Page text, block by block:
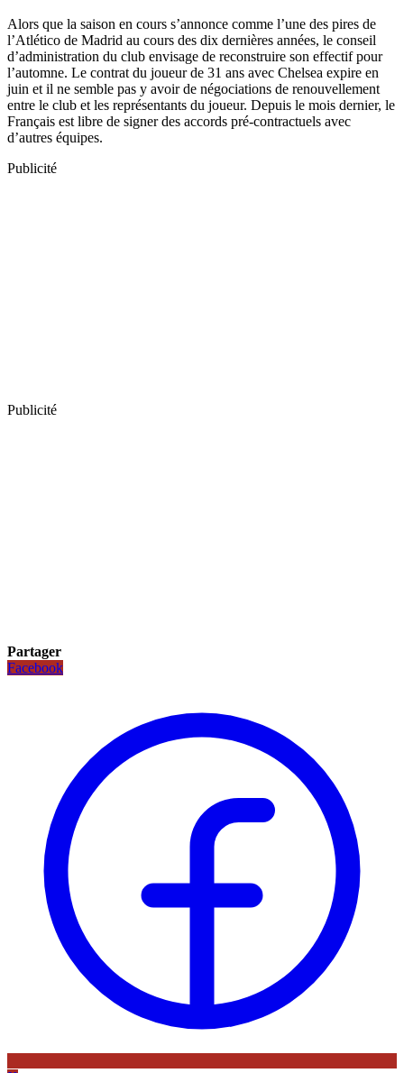
Alors que la saison en cours s’annonce comme l’une des pires de
l’Atlético de Madrid au cours des dix dernières années, le conseil
d’administration du club envisage de reconstruire son effectif pour
l’automne. Le contrat du joueur de 31 ans avec Chelsea expire en
juin et il ne semble pas y avoir de négociations de renouvellement
entre le club et les représentants du joueur. Depuis le mois dernier, le
Français est libre de signer des accords pré-contractuels avec
d’autres équipes.
Publicité
Publicité
Partager
Facebook